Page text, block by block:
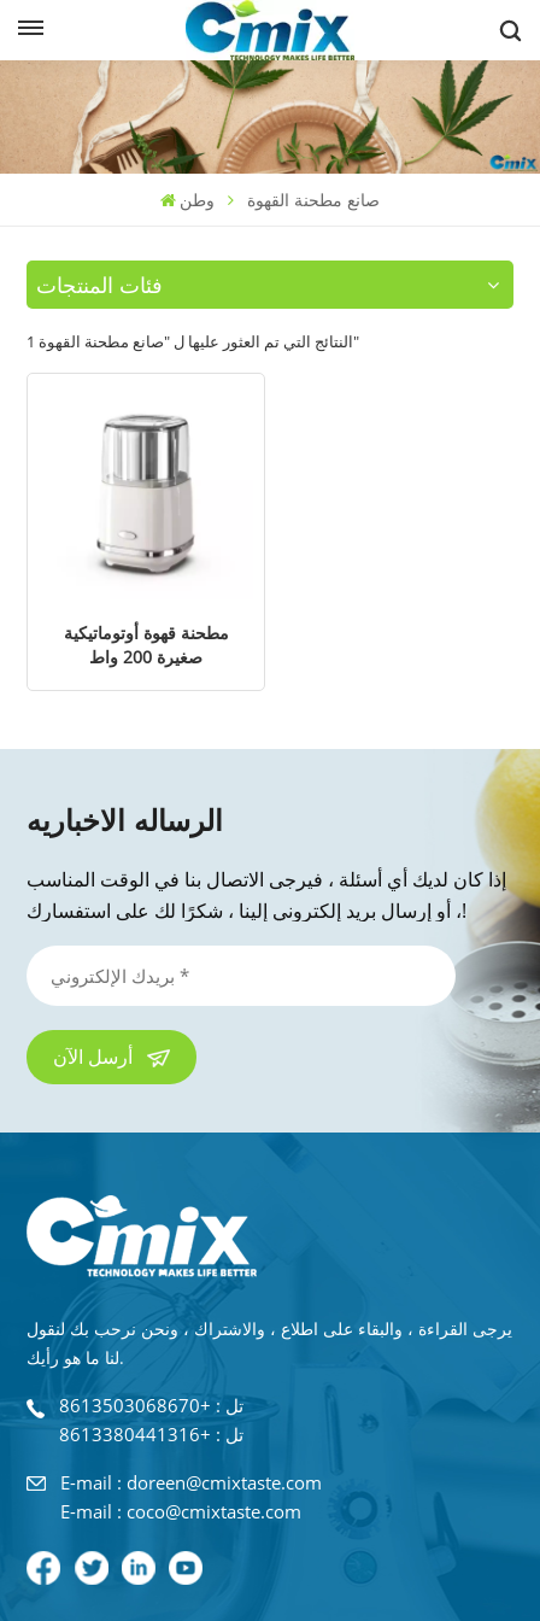
وطن صانع مطحنة القهوة
فئات المنتجات
1 النتائج التي تم العثور عليها ل "صانع مطحنة القهوة"
مطحنة قهوة أوتوماتيكية
صغيرة 200 واط
الرساله الاخباريه
إذا كان لديك أي أسئلة ، فيرجى الاتصال بنا في الوقت المناسب
، أو إرسال بريد إلكتروني إلينا ، شكرًا لك على استفسارك!
يرجى القراءة ، والبقاء على اطلاع ، والاشتراك ، ونحن نرحب بك لنقول
لنا ما هو رأيك.
تل : +8613503068670
تل : +8613380441316
E-mail : doreen@cmixtaste.com
E-mail : coco@cmixtaste.com